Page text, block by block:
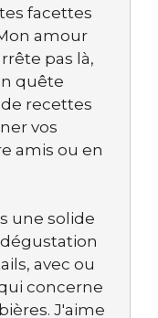
facettes
amour
pas là,
quête
recettes
vos
amis ou en
une solide
avec ou
concerne
J'aime